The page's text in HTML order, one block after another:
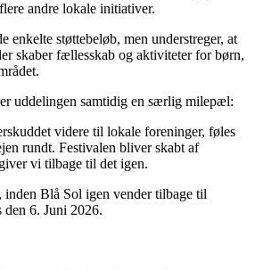
andre lokale initiativer.
enkelte støttebeløb, men understreger, at
skaber fællesskab og aktiviteter for børn,
uddelingen samtidig en særlig milepæl:
videre til lokale foreninger, føles
rundt. Festivalen bliver skabt af
vi tilbage til det igen.
inden Blå Sol igen vender tilbage til
6. Juni 2026.